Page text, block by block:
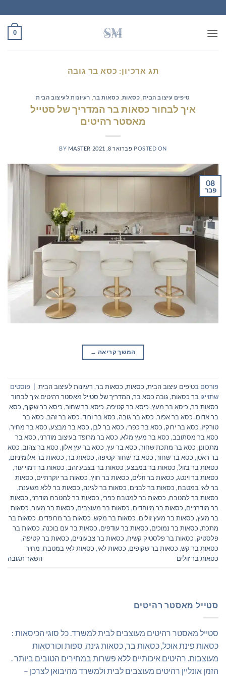
to
content
0
תג ארכיון: כסא בר גובה
טיפים עיצוב הבית כסאות כסאות בר, רעיונות לעיצוב הבית
איך לבחור כסאות בר המדריך של סטייל
מאסטר רהיטים
POSTED ON פברואר 8, 2021 BY MASTER
08
פבר
המשך קריאה →
פורסם בטיפים עיצוב הבית, כסאות, כסאות בר, רעיונות לעיצוב הבית
פוסטים
שתוייגו בר כסאות, גובה כסא בר,המדריך של סטייל מאסטר רהיטים איך לבחור
כסאות בר, כיסא בר מעץ, כיסא בר קטיפה, כיסא בר שחור, כיסא בר שקוף, כסא
בר אדום, כסא בר אפור, כסא בר גובה, כסא בר ורוד, כסא בר זהב, כסא בר
טורקיז, כסא בר ירוק, כסא בר כפרי, כסא בר לבן, כסא בר מבצע, כסא בר מחיר,
כסא בר מסתובב, כסא בר מעץ מלא, כסא בר מרופד בעיצוב מודרני, כסא בר
מתכוונן, כסא בר מתכת שחור, כסא בר עץ, כסא בר עץ אלון, כסא בר צהוב, כסא
בר ראטן, כסא בר שחור, כסא בר שחור קטיפה, כסאות בר, כסאות בר אלומיניום,
כסאות בר בזול, כסאות בר במבצע, כסאות בר בצבע זהב, כסאות בר דמוי עור,
כסאות בר וינטג, כסאות בר זולים, כסאות בר חוץ, כסאות בר יוקרתיים, כסאות
בר לאי במטבח, כסאות בר לבנים, כסאות בר לגינה, כסאות בר ללא משענת,
כסאות בר למטבח, כסאות בר למטבח כפרי, כסאות בר למטבח מודרני, כסאות
בר מודרניים, כסאות בר מיוחדים, כסאות בר מעוצבים, כסאות בר מעור, כסאות
בר מעץ, כסאות בר מעץ זולים, כסאות בר מקש, כסאות בר מרופדים, כסאות בר
מתכת, כסאות בר נמוכים, כסאות בר עודפים, כסאות בר עם בוכנה, כסאות בר
פלסטיק, כסאות בר פלסטיק קשיח, כסאות בר צבעוניים, כסאות בר קטיפה,
כסאות בר קש, כסאות בר שקופים, כסאות לאי, כסאות לאי במטבח, מחיר
כסאות בר זולים
השאר תגובה
סטייל מאסטר רהיטים
סטייל מאסטר רהיטים מעוצבים לבית למשרד. כל סוגי הכיסאות :
כסאות פינת אוכל, כסאות בר, כסאות גינה, ספות וכורסאות
מעוצבות. רהיטים איכותיים ללא פשרות במחירים הטובים ביותר .
הזמן אונליין רהיטים מעוצבים לבית ולמשרד מהיבואן לצרכן –